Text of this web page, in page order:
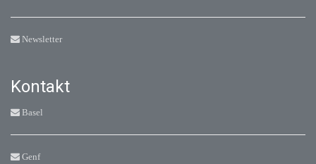
Newsletter
Kontakt
Basel
Genf